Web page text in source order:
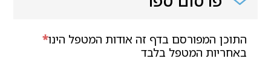
*התוכן המפורסם בדף זה אודות המטפל הינו
באחריות המטפל בלבד